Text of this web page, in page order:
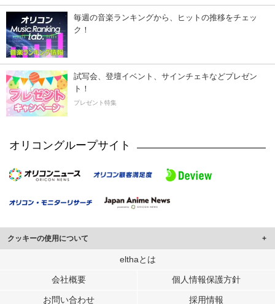
毎週の音楽ランキングから、ヒットの推移をチェッ
ク！
試写会、登壇イベント、サインチェキなどプレゼン
ト！
プレゼント特集
オリコングループサイト
クッキーの使用について
このサイトでは Cookie を使用して、ユーザーに合わせたコンテンツや広告の
行っています。
メディアや広告配信、データ解析の各パートナーに提供しています。
elthaとは
会社概要 個人情報保護方針
お問い合わせ 採用情報